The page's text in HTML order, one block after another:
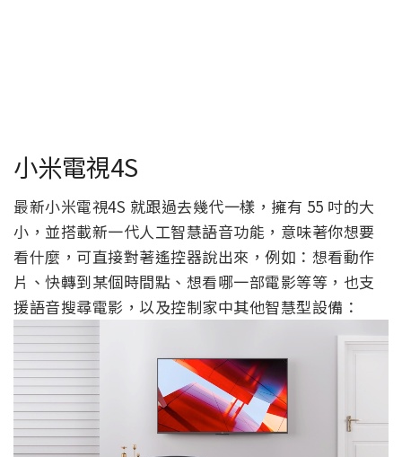
小米電視4S
最新小米電視4S 就跟過去幾代一樣，擁有 55 吋的大
小，並搭載新一代人工智慧語音功能，意味著你想要
看什麼，可直接對著遙控器說出來，例如：想看動作
片、快轉到某個時間點、想看哪一部電影等等，也支
援語音搜尋電影，以及控制家中其他智慧型設備：